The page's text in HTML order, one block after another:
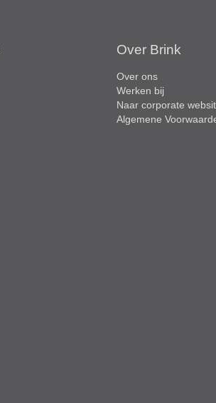
Over Brink
Over ons
Werken bij
Naar corporate
Algemene